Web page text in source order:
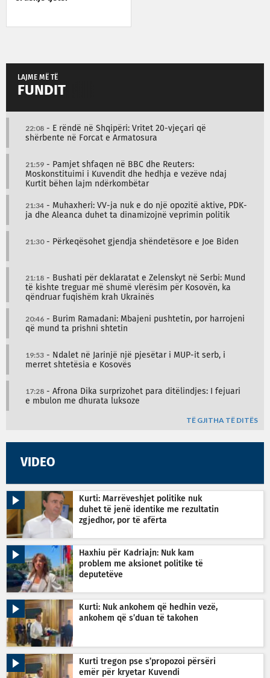
LAJME MË TË
FUNDIT
22:08 - E rëndë në Shqipëri: Vritet 20-vjeçari që
shërbente në Forcat e Armatosura
21:59 - Pamjet shfaqen në BBC dhe Reuters:
Moskonstituimi i Kuvendit dhe hedhja e vezëve ndaj
Kurtit bëhen lajm ndërkombëtar
21:34 - Muhaxheri: VV-ja nuk e do një opozitë aktive, PDK-
ja dhe Aleanca duhet ta dinamizojnë veprimin politik
21:30- Përkeqësohet gjendja shëndetësore e Joe Biden
21:18 - Bushati për deklaratat e Zelenskyt në Serbi: Mund
të kishte treguar më shumë vlerësim për Kosovën, ka
qëndruar fuqishëm krah Ukrainës
20:46 - Burim Ramadani: Mbajeni pushtetin, por harrojeni
që mund ta prishni shtetin
19:53 - Ndalet në Jarinjë një pjesëtar i MUP-it serb, i
merret shtetësia e Kosovës
17:28 - Afrona Dika surprizohet para ditëlindjes: I fejuari
e mbulon me dhurata luksoze
TË GJITHA TË DITËS
VIDEO
Kurti: Marrëveshjet politike nuk
duhet të jenë identike me rezultatin
zgjedhor, por të afërta
Haxhiu për Kadriajn: Nuk kam
problem me aksionet politike të
deputetëve
Kurti: Nuk ankohem që hedhin vezë,
ankohem që s’duan të takohen
Kurti tregon pse s’propozoi përsëri
emër për kryetar Kuvendi